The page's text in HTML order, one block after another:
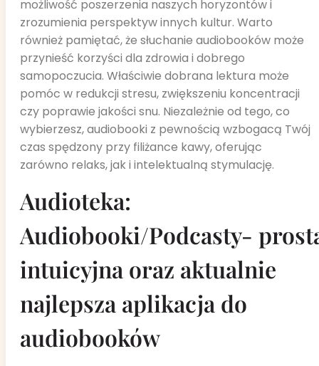
możliwość poszerzenia naszych horyzontów i
zrozumienia perspektyw innych kultur. Warto
również pamiętać, że słuchanie audiobooków może
przynieść korzyści dla zdrowia i dobrego
samopoczucia. Właściwie dobrana lektura może
pomóc w redukcji stresu, zwiększeniu koncentracji
czy poprawie jakości snu. Niezależnie od tego, co
wybierzesz, audiobooki z pewnością wzbogacą Twój
czas spędzony przy filiżance kawy, oferując
zarówno relaks, jak i intelektualną stymulację.
Audioteka:
Audiobooki/Podcasty-
intuicyjna oraz aktualnie
najlepsza aplikacja do
audiobooków